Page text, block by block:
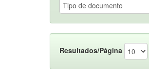
Resultados/Página